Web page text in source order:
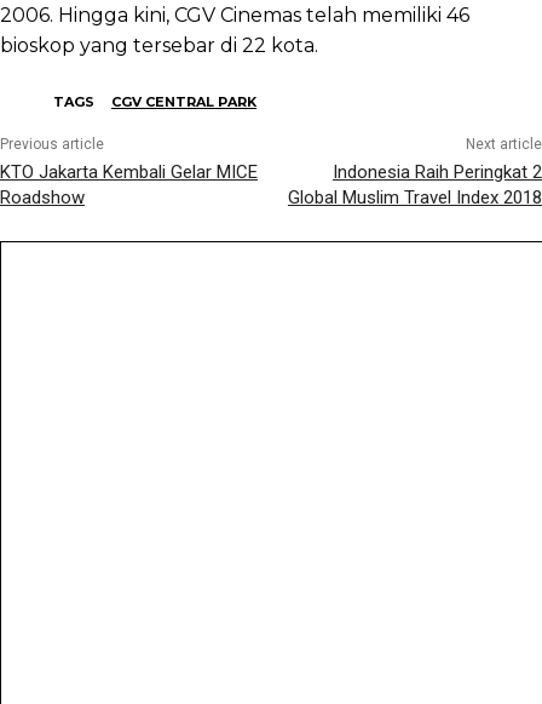
2006. Hingga kini, CGV Cinemas telah memiliki 46
bioskop yang tersebar di 22 kota.
TAGS CGV CENTRAL PARK
Previous article
KTO Jakarta Kembali Gelar MICE
Roadshow
Next article
Indonesia Raih Peringkat 2
Global Muslim Travel Index 2018